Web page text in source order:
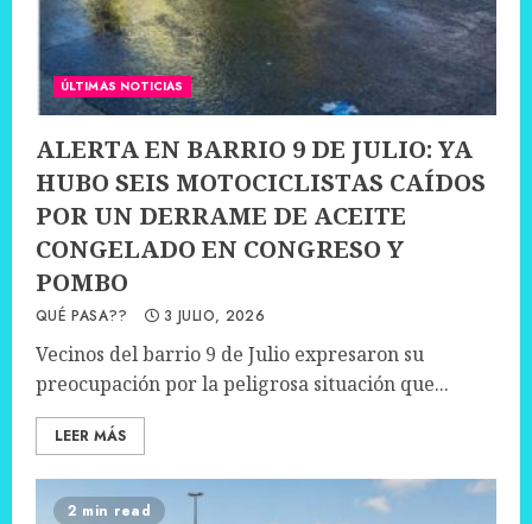
ÚLTIMAS NOTICIAS
ALERTA EN BARRIO 9 DE JULIO: YA
HUBO SEIS MOTOCICLISTAS CAÍDOS
POR UN DERRAME DE ACEITE
CONGELADO EN CONGRESO Y
POMBO
QUÉ PASA?? 3 JULIO, 2026
Vecinos del barrio 9 de Julio expresaron su
preocupación por la peligrosa situación que...
LEER MÁS
2 min read